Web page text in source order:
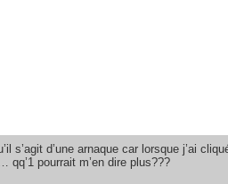
s’agit d’une arnaque car lorsque j’ai
pourrait m’en dire plus???